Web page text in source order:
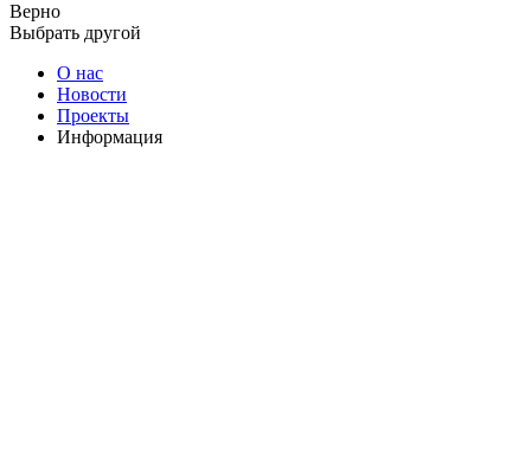
Верно
Выбрать другой
О нас
Новости
Проекты
Информация